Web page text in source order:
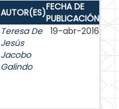
AUTOR(ES)FECHA DE
PUBLICACIÓN
Teresa De
Jesús
Jacobo
Galindo
19-abr-2016